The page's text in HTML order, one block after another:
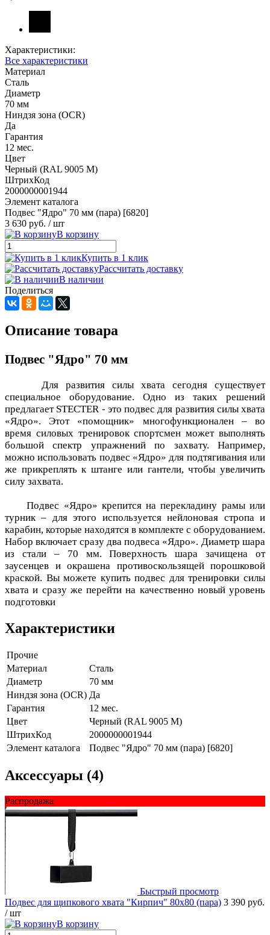
Характеристики:
Все характеристики
Материал
Сталь
Диаметр
70 мм
Ниндзя зона (OCR)
Да
Гарантия
12 мес.
Цвет
Черный (RAL 9005 М)
ШтрихКод
2000000001944
Элемент каталога
Подвес "Ядро" 70 мм (пара) [6820]
3 630 руб. / шт
В корзину
Купить в 1 клик
Рассчитать доставку
В наличии
Поделиться
Описание товара
Подвес "Ядро" 70 мм
Для развития силы хвата сегодня существует
специальное оборудование. Одно из таких решений
предлагает STECTER - это подвес для развития силы хвата
«Ядро». Этот «помощник» многофункционален – во
время силовых тренировок спортсмен может выполнять
большой спектр упражнений по захвату. Например,
можно использовать подвес «Ядро» для подтягивания или
же прикреплять к штанге или гантели, чтобы увеличить
силу захвата.
Подвес «Ядро» крепится на перекладину рамы или
турник – для этого используется нейлоновая стропа и
карабин, которые находятся в комплекте с оборудованием.
Набор включает сразу два подвеса «Ядро». Диаметр шара
из стали – 70 мм. Поверхность шара зачищена от
заусенцев и окрашена противоскользящей порошковой
краской. Вы можете купить подвес для тренировки силы
хвата и сразу же перейти на качественно новый уровень
подготовки
Характеристики
Прочие
Материал
Сталь
Диаметр
70 мм
Ниндзя зона (OCR) Да
Гарантия
12 мес.
Цвет
Черный (RAL 9005 М)
ШтрихКод
2000000001944
Элемент каталога
Подвес "Ядро" 70 мм (пара) [6820]
Аксессуары (4)
Распродажа
Быстрый просмотр
Подвес для щипкового хвата "Кирпич" 80х80 (пара) 3 390 руб.
/ шт
В корзину